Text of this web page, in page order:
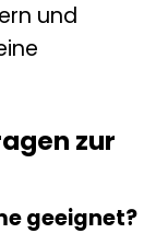
und
zur
geeignet?